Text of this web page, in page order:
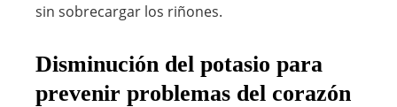
sin sobrecargar los riñones.
Disminución del potasio para
prevenir problemas del corazón